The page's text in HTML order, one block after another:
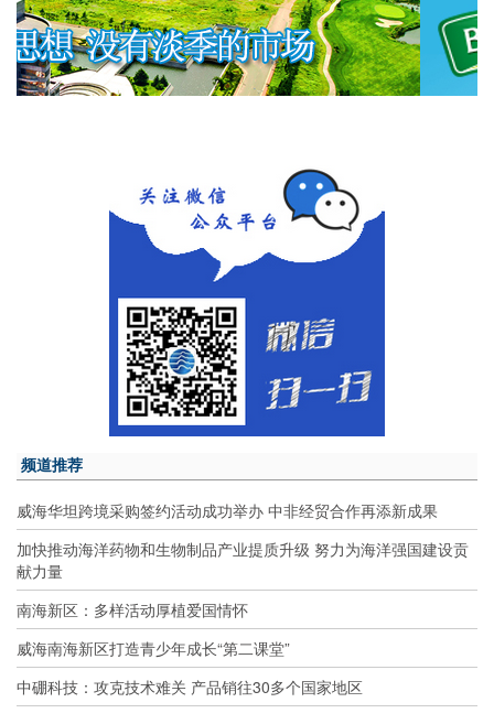
频道推荐
威海华坦跨境采购签约活动成功举办 中非经贸合作再添新成果
加快推动海洋药物和生物制品产业提质升级 努力为海洋强国建设贡
献力量
南海新区：多样活动厚植爱国情怀
威海南海新区打造青少年成长“第二课堂”
中硼科技：攻克技术难关 产品销往30多个国家地区